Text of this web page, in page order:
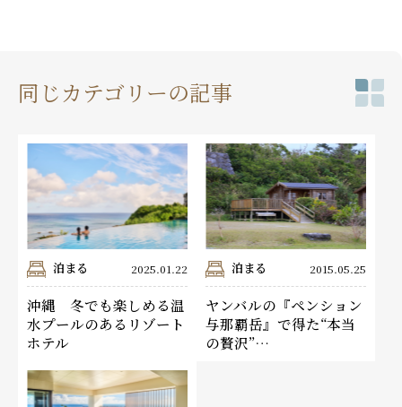
同じカテゴリーの記事
泊まる 2025.01.22
沖縄 冬でも楽しめる温
水プールのあるリゾート
ホテル
泊まる 2015.05.25
ヤンバルの『ペンション
与那覇岳』で得た“本当
の贅沢”…